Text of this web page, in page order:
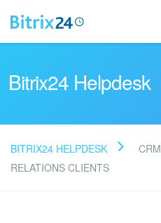
Lire la FAQ
Bitrix24 Helpdesk
BITRIX24 HELPDESK
CRM
RELATIONS CLIENTS